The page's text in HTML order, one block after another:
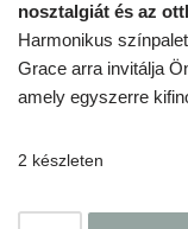
nosztalgiát és az
Harmonikus
Grace arra invitálja
amely egyszerre
2 készleten